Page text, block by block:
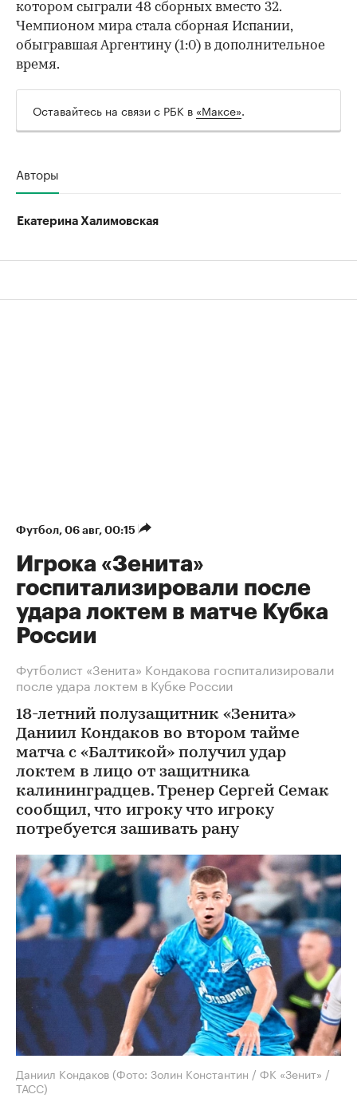
котором сыграли 48 сборных вместо 32.
Чемпионом мира стала сборная Испании,
обыгравшая Аргентину (1:0) в дополнительное
время.
Оставайтесь на связи с РБК в «Максе».
Авторы
Екатерина Халимовская
Футбол⁠, 06 авг, 00:15
Игрока «Зенита»
госпитализировали после
удара локтем в матче Кубка
России
Футболист «Зенита» Кондакова госпитализировали
после удара локтем в Кубке России
18-летний полузащитник «Зенита»
Даниил Кондаков во втором тайме
матча с «Балтикой» получил удар
локтем в лицо от защитника
калининградцев. Тренер Сергей Семак
сообщил, что игроку что игроку
потребуется зашивать рану
Даниил Кондаков (Фото: Золин Константин / ФК «Зенит» /
ТАСС)